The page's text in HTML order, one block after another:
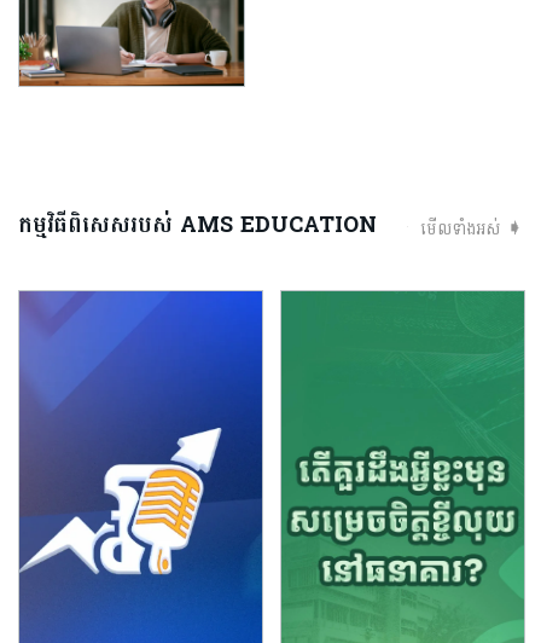
កម្មវិធីពិសេសរបស់ AMS EDUCATION មើលទាំងអស់ ➧